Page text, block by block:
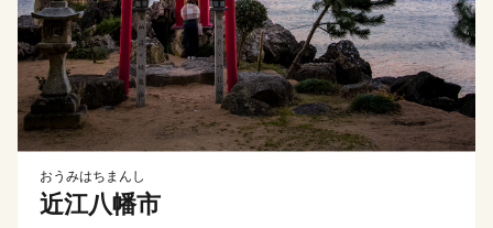
おうみはちまんし
近江八幡市